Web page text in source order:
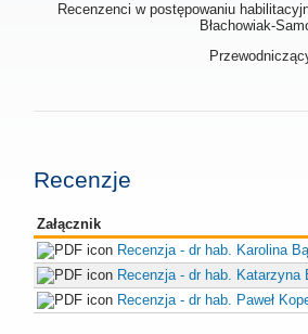
Recenzenci w postępowaniu
Błachowiak-
Recenzje
Załącznik
Recenzja - dr hab. Karolina
Recenzja - dr hab. Katarzyna
Recenzja - dr hab. Paweł